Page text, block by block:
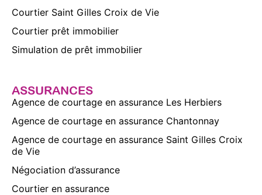
Courtier Saint Gilles Croix de Vie
Courtier prêt immobilier
Simulation de prêt immobilier
ASSURANCES
Agence de courtage en assurance Les Herbiers
Agence de courtage en assurance Chantonnay
Agence de courtage en assurance Saint Gilles Croix
de Vie
Négociation d’assurance
Courtier en assurance